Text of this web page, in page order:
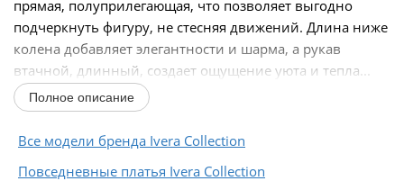
прямая, полуприлегающая, что позволяет выгодно
подчеркнуть фигуру, не стесняя движений. Длина ниже
колена добавляет элегантности и шарма, а рукав
втачной, длинный, создает ощущение уюта и тепла...
Полное описание
Все модели бренда Ivera Collection
Повседневные платья Ivera Collection